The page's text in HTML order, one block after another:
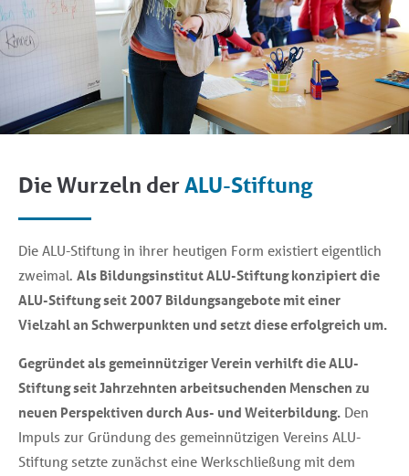
Die Wurzeln derALU-Stiftung
Die ALU-Stiftung in ihrer heutigen Form existiert eigentlich
zweimal. Als Bildungsinstitut ALU-Stiftung konzipiert die
ALU-Stiftung seit 2007 Bildungsangebote mit einer
Vielzahl an Schwerpunkten und setzt diese erfolgreich um.
Gegründet als gemeinnütziger Verein verhilft die ALU-
Stiftung seit Jahrzehnten arbeitsuchenden Menschen zu
neuen Perspektiven durch Aus- und Weiterbildung. Den
Impuls zur Gründung des gemeinnützigen Vereins ALU-
Stiftung setzte zunächst eine Werkschließung mit dem